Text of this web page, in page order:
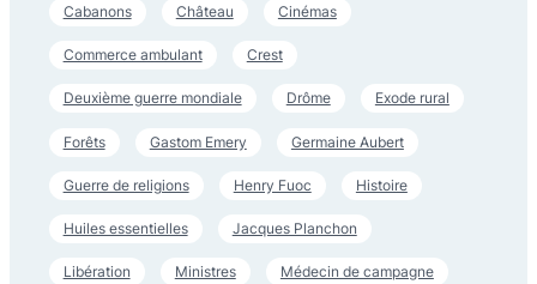
Cabanons Château Cinémas
Commerce ambulant Crest
Deuxième guerre mondiale Drôme Exode rural
Forêts Gastom Emery Germaine Aubert
Guerre de religions Henry Fuoc Histoire
Huiles essentielles Jacques Planchon
Libération Ministres Médecin de campagne